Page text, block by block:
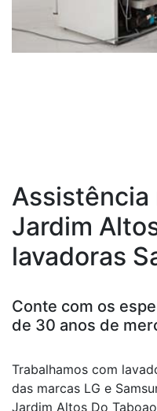
Assistência
Jardim
lavadoras
Conte com os
de 30 anos de
Trabalhamos com
das marcas LG e
Jardim Altos Do